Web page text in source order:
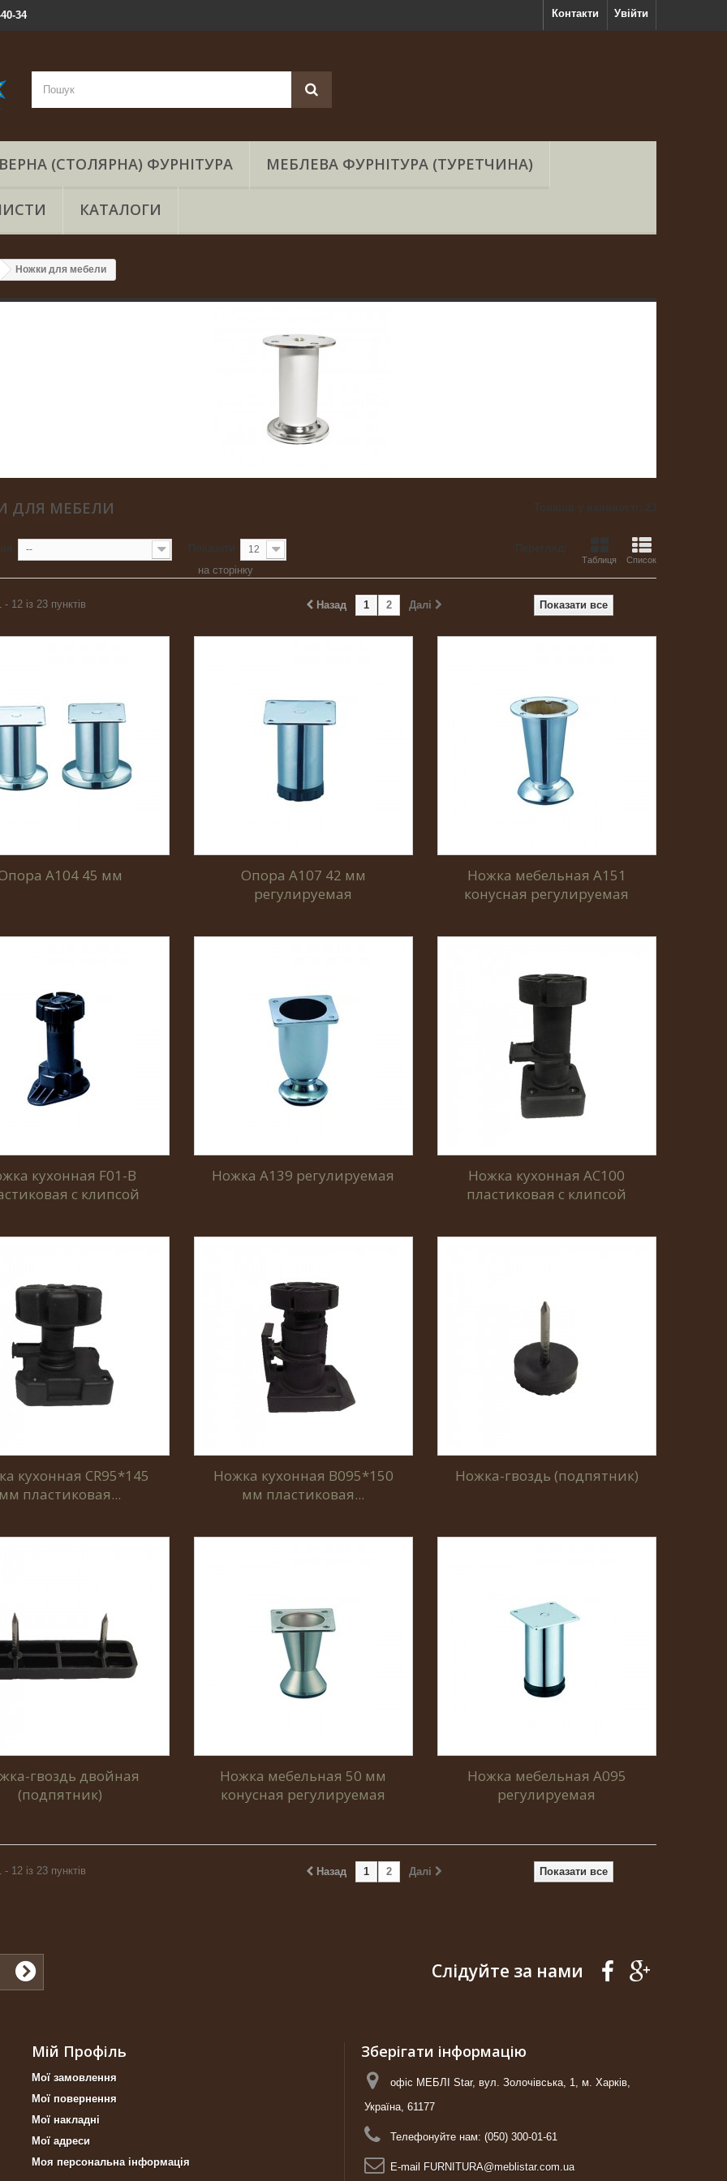
Увійти
Контакти
34
(СТОЛЯРНА) ФУРНІТУРА МЕБЛЕВА ФУРНІТУРА (ТУРЕТЧИНА)
КАТАЛОГИ
Ножки для мебели
ДЛЯ МЕБЕЛИ Товарів у наявності: 23
Перегляд:
Таблиця Список
-- 12
на сторінку
Показати все
Назад 1 2 Далі
- 12 із 23 пунктів
А104 45 мм
Опора А107 42 мм
регулируемая
Ножка мебельная А151
конусная регулируемая
кухонная F01-B
с клипсой
Ножка A139 регулируемая
Ножка кухонная AC100
пластиковая с клипсой
кухонная CR95*145
мм пластиковая...
Ножка кухонная B095*150
мм пластиковая...
Ножка-гвоздь (подпятник)
гвоздь двойная
(подпятник)
Ножка мебельная 50 мм
конусная регулируемая
Ножка мебельная A095
регулируемая
Показати все
Назад 1 2 Далі
- 12 із 23 пунктів
Слідуйте за нами
Мій Профіль
Мої замовлення
Мої повернення
Мої накладні
Мої адреси
Моя персональна інформація
Зберігати інформацію
офіс МЕБЛІ Star, вул. Золочівська, 1, м. Харків,
Україна, 61177
Телефонуйте нам: (050) 300-01-61
E-maіl FURNITURA@meblistar.com.ua